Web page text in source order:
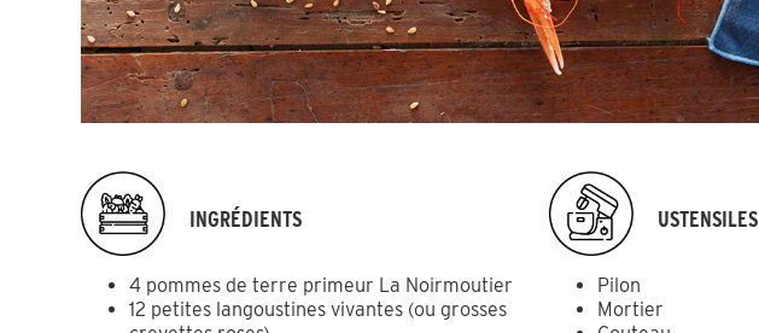
INGRÉDIENTS
4 pommes de terre primeur La Noirmoutier
12 petites langoustines vivantes (ou grosses
USTENSILES
Pilon
Mortier